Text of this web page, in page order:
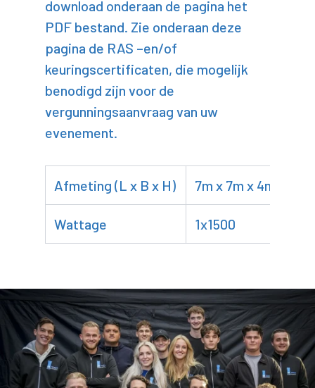
download onderaan de pagina het
PDF bestand. Zie onderaan deze
pagina de RAS –en/of
keuringscertificaten, die mogelijk
benodigd zijn voor de
vergunningsaanvraag van uw
evenement.
Afmeting (L x B x H) 7m x 7m x 4m
Wattage 1x1500